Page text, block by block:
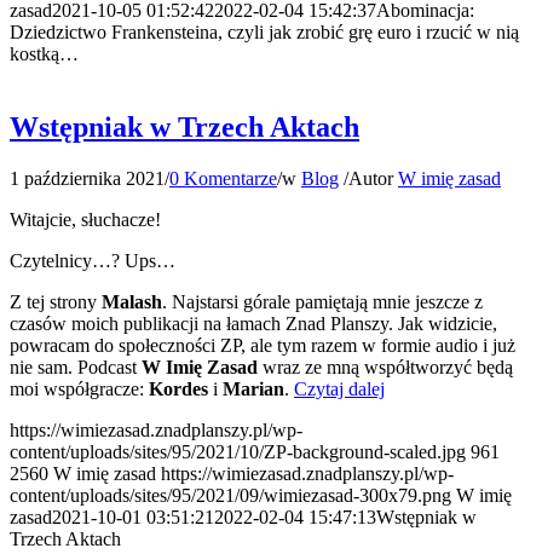
zasad2021-10-05 01:52:422022-02-04 15:42:37Abominacja:
Dziedzictwo Frankensteina, czyli jak zrobić grę euro i rzucić w nią
kostką…
Wstępniak w Trzech Aktach
1 października 2021/0 Komentarze/w Blog /AutorW imię zasad
Witajcie, słuchacze!
Czytelnicy…? Ups…
Z tej strony Malash. Najstarsi górale pamiętają mnie jeszcze z
czasów moich publikacji na łamach Znad Planszy. Jak widzicie,
powracam do społeczności ZP, ale tym razem w formie audio i już
nie sam. Podcast W Imię Zasad wraz ze mną współtworzyć będą
moi współgracze: Kordes i Marian. Czytaj dalej
https://wimiezasad.znadplanszy.pl/wp-
content/uploads/sites/95/2021/10/ZP-background-scaled.jpg 961
2560 W imię zasad https://wimiezasad.znadplanszy.pl/wp-
content/uploads/sites/95/2021/09/wimiezasad-300x79.png W imię
zasad2021-10-01 03:51:21 2022-02-04 15:47:13Wstępniak w
Trzech Aktach